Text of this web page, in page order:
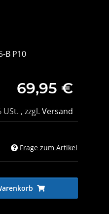
B P10
69,95 €
USt. , zzgl. Versand
Frage zum Artikel